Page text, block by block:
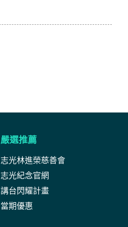
嚴選推薦
志光林進榮慈善會
志光紀念官網
講台閃耀計畫
當期優惠